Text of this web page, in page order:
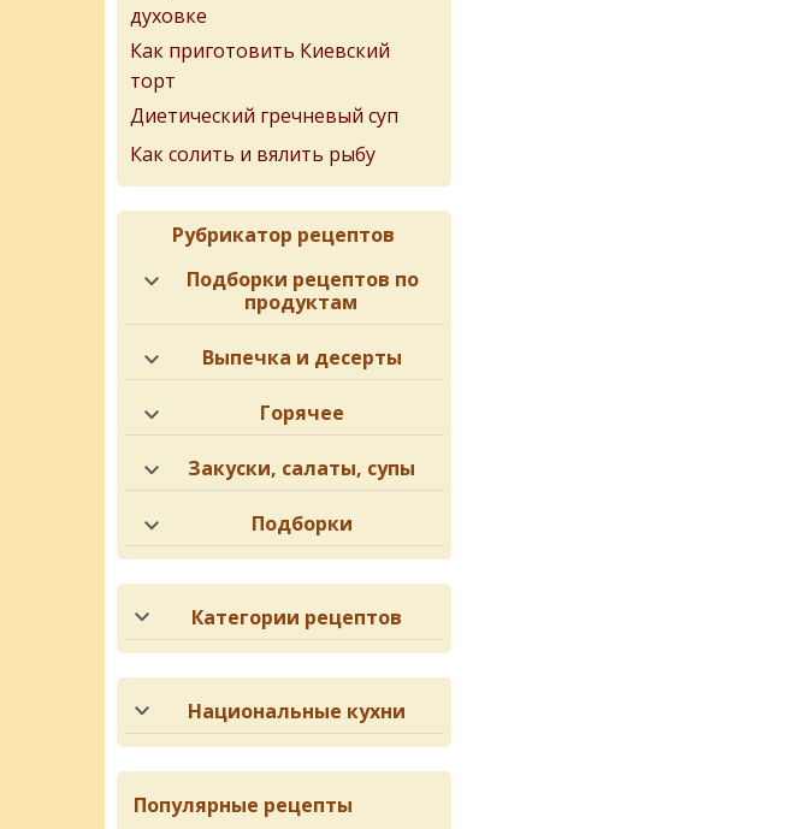
духовке
Как приготовить Киевский
торт
Диетический гречневый суп
Как солить и вялить рыбу
Рубрикатор рецептов
Подборки рецептов по
продуктам
Выпечка и десерты
Горячее
Закуски, салаты, супы
Подборки
Категории рецептов
Национальные кухни
Популярные рецепты